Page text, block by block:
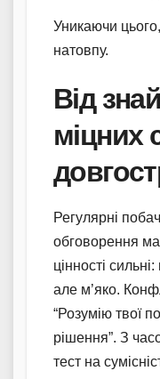
Уникаючи
натовпу.
Від
міцних
Регулярні
обговорення
цінності
але м’яко.
“Розумію твої
рішення”. З
тест на